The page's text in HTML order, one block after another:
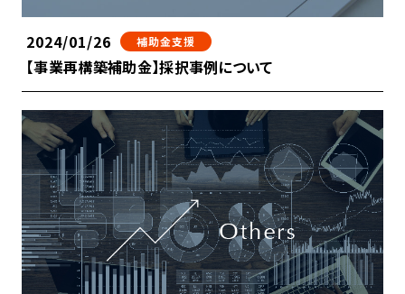
2024/01/26 補助金支援
【事業再構築補助金】採択事例について